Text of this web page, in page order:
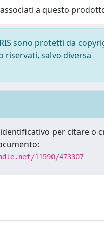
a questo
sono protetti da
salvo diversa
per citare o
11590/473307